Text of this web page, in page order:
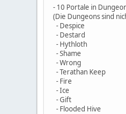
- 10 Portale in
(Die Dungeons sind
- Despice
- Destard
- Hythloth
- Shame
- Wrong
- Terathan Keep
- Fire
- Ice
- Gift
- Flooded Hive